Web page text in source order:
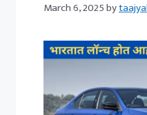
March 6, 2025by